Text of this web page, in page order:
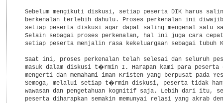
Sebelum mengikuti diskusi, setiap peserta DIK harus
berkenalan terlebih dahulu. Proses perkenalan ini
setiap peserta diskusi agar dapat saling mengenal satu
Selain sebagai proses perkenalan, hal ini juga cara
setiap peserta menjalin rasa kekeluargaan sebagai tubuh
Saat ini, proses perkenalan telah selesai dan seluruh
masuk dalam diskusi t�rmin I. Harapan kami para peserta
mengerti dan memahami iman Kristen yang berpusat pada
Semoga, melalui setiap t�rmin diskusi, peserta tidak
wawasan dan pengetahuan kognitif saja. Lebih dari itu,
peserta diharapkan semakin memunyai relasi yang akrab